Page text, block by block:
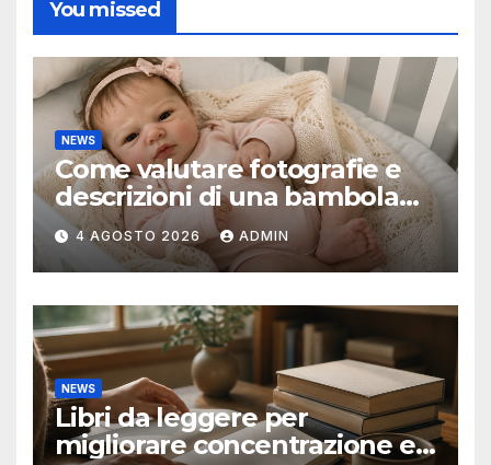
You missed
NEWS
Come valutare fotografie e
descrizioni di una bambola
reborn
4 AGOSTO 2026 ADMIN
NEWS
Libri da leggere per
migliorare concentrazione e